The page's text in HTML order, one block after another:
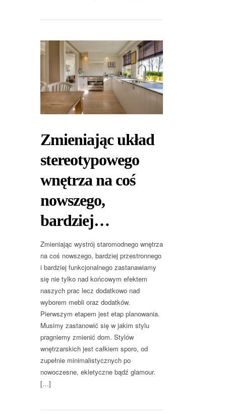
Zmieniając układ
stereotypowego
wnętrza na coś
nowszego,
bardziej…
Zmieniając wystrój staromodnego wnętrza
na coś nowszego, bardziej przestronnego
i bardziej funkcjonalnego zastanawiamy
się nie tylko nad końcowym efektem
naszych prac lecz dodatkowo nad
wyborem mebli oraz dodatków.
Pierwszym etapem jest etap planowania.
Musimy zastanowić się w jakim stylu
pragniemy zmienić dom. Stylów
wnętrzarskich jest całkiem sporo, od
zupełnie minimalistycznych po
nowoczesne, ekletyczne bądź glamour.
[…]